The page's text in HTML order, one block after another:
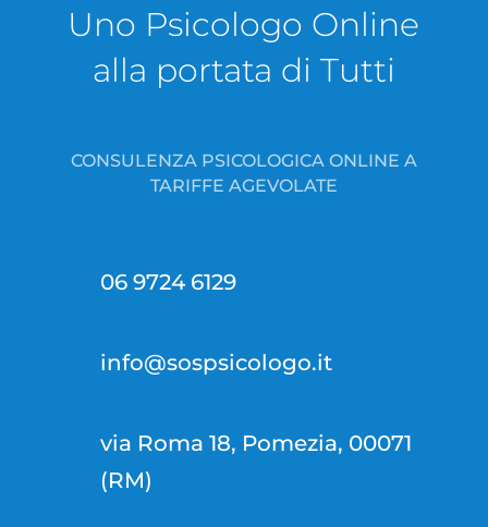
Uno Psicologo Online
alla portata di Tutti
CONSULENZA PSICOLOGICA ONLINE A
TARIFFE AGEVOLATE
06 9724 6129
info@sospsicologo.it
via Roma 18, Pomezia, 00071
(RM)